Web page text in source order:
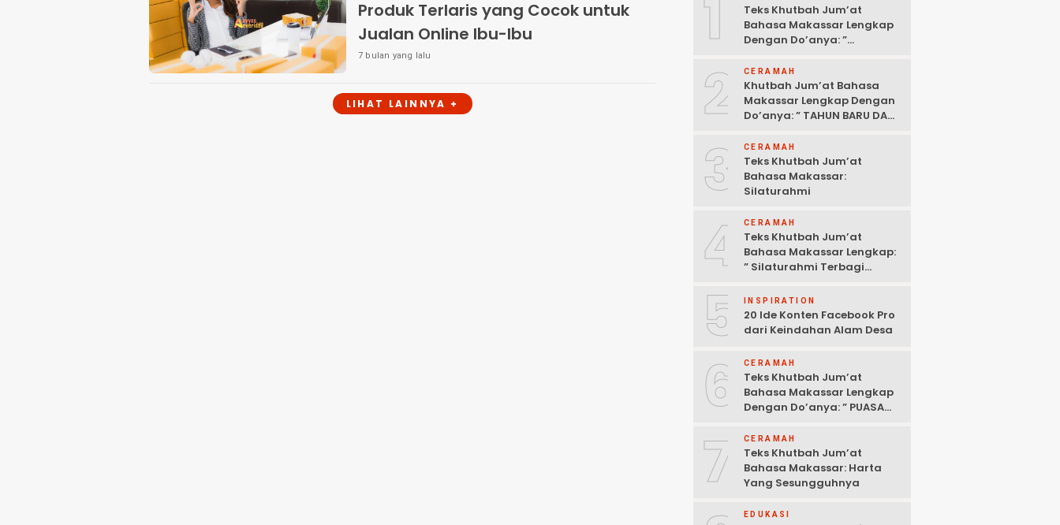
Produk Terlaris yang Cocok untuk
Jualan Online Ibu-Ibu
7 bulan yang lalu
LIHAT LAINNYA +
1
Teks Khutbah Jum’at
Bahasa Makassar Lengkap
Dengan Do’anya: ”
2 CERAMAH
Khutbah Jum’at Bahasa
Makassar Lengkap Dengan
Do’anya: ” TAHUN BARU DAN
3 CERAMAH
Teks Khutbah Jum’at
Bahasa Makassar:
Silaturahmi
4 CERAMAH
Teks Khutbah Jum’at
Bahasa Makassar Lengkap:
” Silaturahmi Terbagi
5 INSPIRATION
20 Ide Konten Facebook Pro
dari Keindahan Alam Desa
6 CERAMAH
Teks Khutbah Jum’at
Bahasa Makassar Lengkap
Dengan Do’anya: ” PUASA
HAWA NAFSU “
7 CERAMAH
Teks Khutbah Jum’at
Bahasa Makassar: Harta
Yang Sesungguhnya
EDUKASI